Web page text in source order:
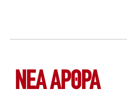
ΝΕΑ ΆΡΘΡΑ